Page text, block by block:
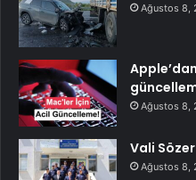
Ağustos 8,
Ağustos 8,
Vali
Ağustos 8,